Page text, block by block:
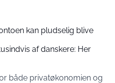
kan pludselig blive
af danskere: Her
både privatøkonomien og